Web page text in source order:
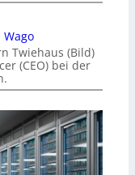
Twiehaus (Bild)
(CEO) bei der